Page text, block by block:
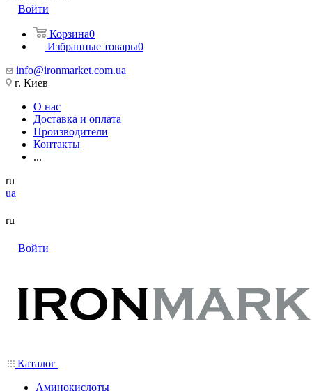
Войти
Корзина0
Избранные товары0
info@ironmarket.com.ua
г. Киев
О нас
Доставка и оплата
Производители
Контакты
...
ru
ua
ru
Войти
Каталог
Аминокислоты